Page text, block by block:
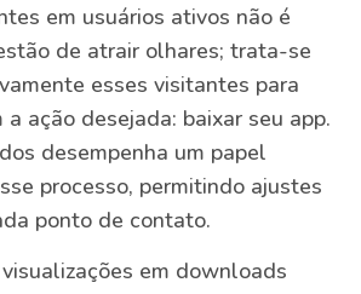
em usuários ativos não é
de atrair olhares; trata-se
esses visitantes para
ação desejada: baixar seu app.
desempenha um papel
processo, permitindo ajustes
ponto de contato.
em downloads